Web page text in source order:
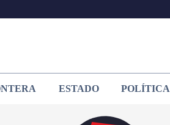
ESTADO POLÍTICA